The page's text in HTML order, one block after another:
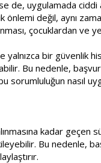
de, uygulamada ciddi
değil, aynı
çocuklardan ve
bir güvenlik
Bu nedenle,
sorumluluğun nasıl
kadar
Bu nedenle,